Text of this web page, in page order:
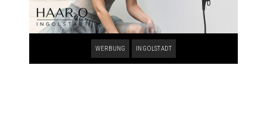
WERBUNG INGOLSTADT